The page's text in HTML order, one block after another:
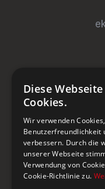
CH-
Diese
Cookies.
Wir verwenden
Benutzerfreundlichkeit
verbessern. Durch die
unserer Webseite
Verwendung von
Cookie-Richtlinie zu.